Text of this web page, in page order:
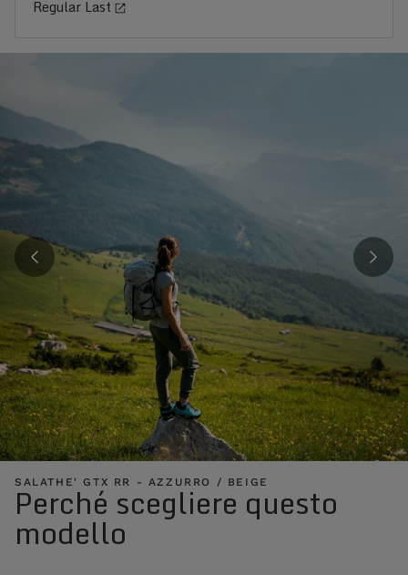
Regular Last
SALATHE' GTX RR - AZZURRO / BEIGE
Perché scegliere questo
modello